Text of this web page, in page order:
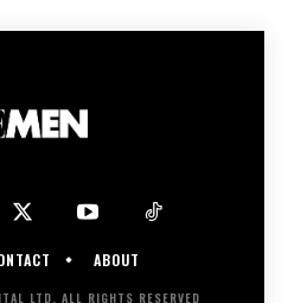
ABOUT
LTD. ALL RIGHTS RESERVED